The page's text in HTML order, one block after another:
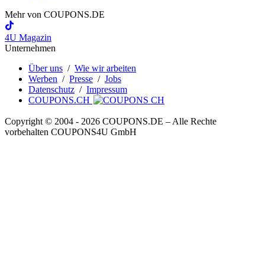
Mehr von COUPONS.DE
4U Magazin
Unternehmen
Über uns / Wie wir arbeiten
Werben / Presse / Jobs
Datenschutz / Impressum
COUPONS.CH
Copyright © 2004 ‐ 2026 COUPONS.DE – Alle Rechte
vorbehalten COUPONS4U GmbH